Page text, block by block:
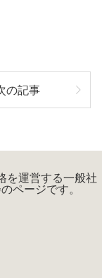
の記事
を運営する一般社
ページです。